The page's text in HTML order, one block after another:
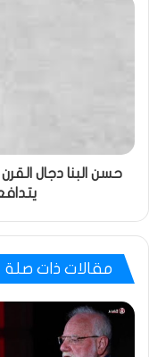
حسن البنا دجال
مقالات ذات صلة